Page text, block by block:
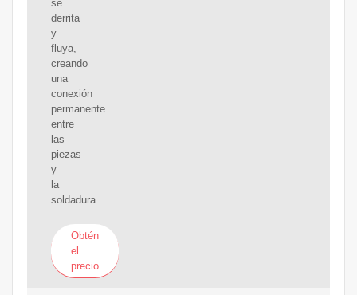
se
derrita
y
fluya,
creando
una
conexión
permanente
entre
las
piezas
y
la
soldadura.
Obtén
el
precio